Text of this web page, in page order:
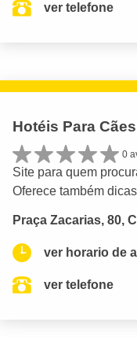
ver telefone
Hotéis Para Cães
0
Site para quem
Oferece também
Praça Zacarias, 80,
ver horario de
ver telefone